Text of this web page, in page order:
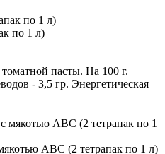
по 1 л)
пасты. На 100 г.
- 3,5 гр. Энергетическая
ABC (2 тетрапак по 1 л)